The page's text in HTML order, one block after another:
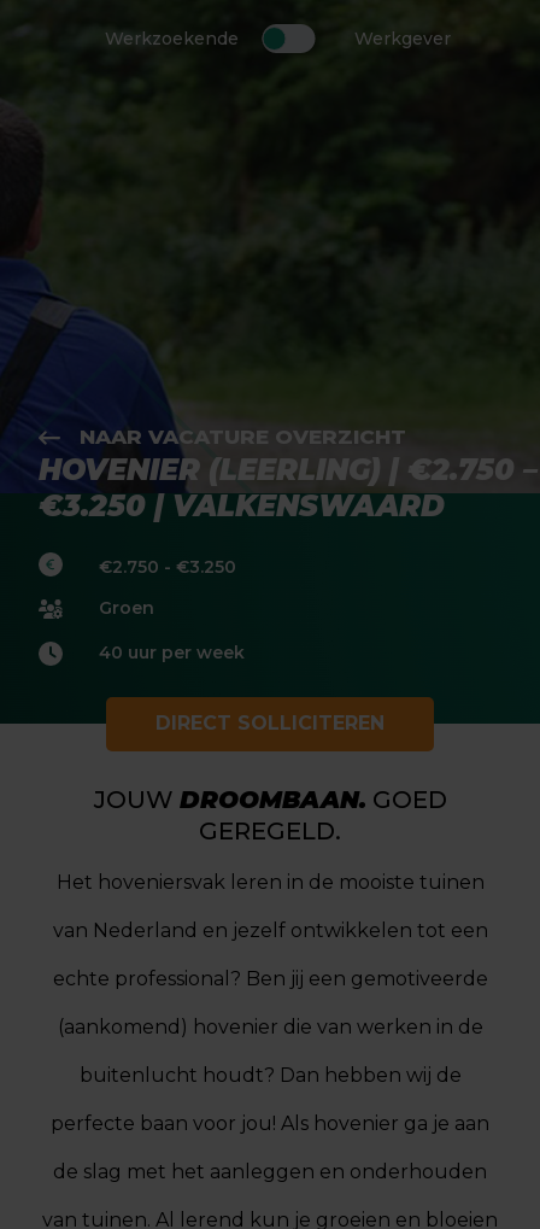
Werkzoekende Werkgever
NAAR VACATURE OVERZICHT
HOVENIER (LEERLING) | €2.750 –
€3.250 | VALKENSWAARD
DIRECT SOLLICITEREN
€2.750 - €3.250
Groen
40 uur per week
JOUW DROOMBAAN. GOED
GEREGELD.
Het hoveniersvak leren in de mooiste tuinen
van Nederland en jezelf ontwikkelen tot een
echte professional? Ben jij een gemotiveerde
(aankomend) hovenier die van werken in de
buitenlucht houdt? Dan hebben wij de
perfecte baan voor jou! Als hovenier ga je aan
de slag met het aanleggen en onderhouden
van tuinen. Al lerend kun je groeien en bloeien